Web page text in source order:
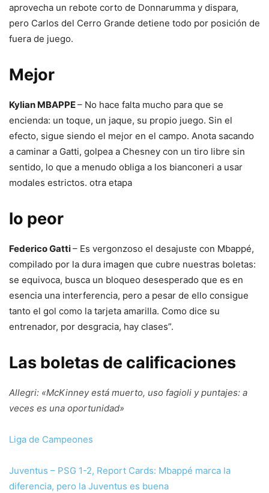
aprovecha un rebote corto de Donnarumma y dispara,
pero Carlos del Cerro Grande detiene todo por posición de
fuera de juego.
Mejor
Kylian MBAPPE– No hace falta mucho para que se
encienda: un toque, un jaque, su propio juego. Sin el
efecto, sigue siendo el mejor en el campo. Anota sacando
a caminar a Gatti, golpea a Chesney con un tiro libre sin
sentido, lo que a menudo obliga a los bianconeri a usar
modales estrictos. otra etapa
lo peor
Federico Gatti– Es vergonzoso el desajuste con Mbappé,
compilado por la dura imagen que cubre nuestras boletas:
se equivoca, busca un bloqueo desesperado que es en
esencia una interferencia, pero a pesar de ello consigue
tanto el gol como la tarjeta amarilla. Como dice su
entrenador, por desgracia, hay clases”.
Las boletas de calificaciones
Allegri: «McKinney está muerto, uso fagioli y puntajes: a
veces es una oportunidad»
Liga de Campeones
Juventus – PSG 1-2, Report Cards: Mbappé marca la
diferencia, pero la Juventus es buena